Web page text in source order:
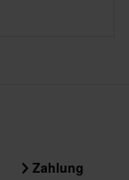
Zahlung